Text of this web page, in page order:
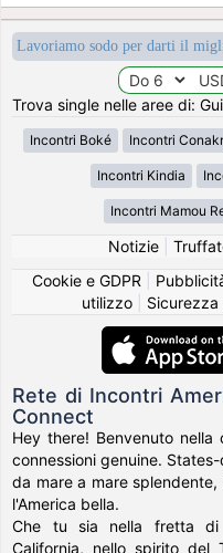
Lavoriamo sodo per darti il
Trova single nelle aree di:
Incontri Boké Incontri
Incontri Kindia
Incontri Mamou
Notizie|
Cookie e GDPR
utilizzo| Sicurezza
Rete di Incontri
Connect
Hey there! Benvenuto
connessioni genuine.
da mare a mare
l'America bella.
Che tu sia nella fretta di
California, nello spirito